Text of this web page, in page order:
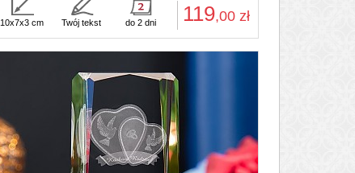
119,00zł
10x7x3 cm Twój tekst do 2 dni